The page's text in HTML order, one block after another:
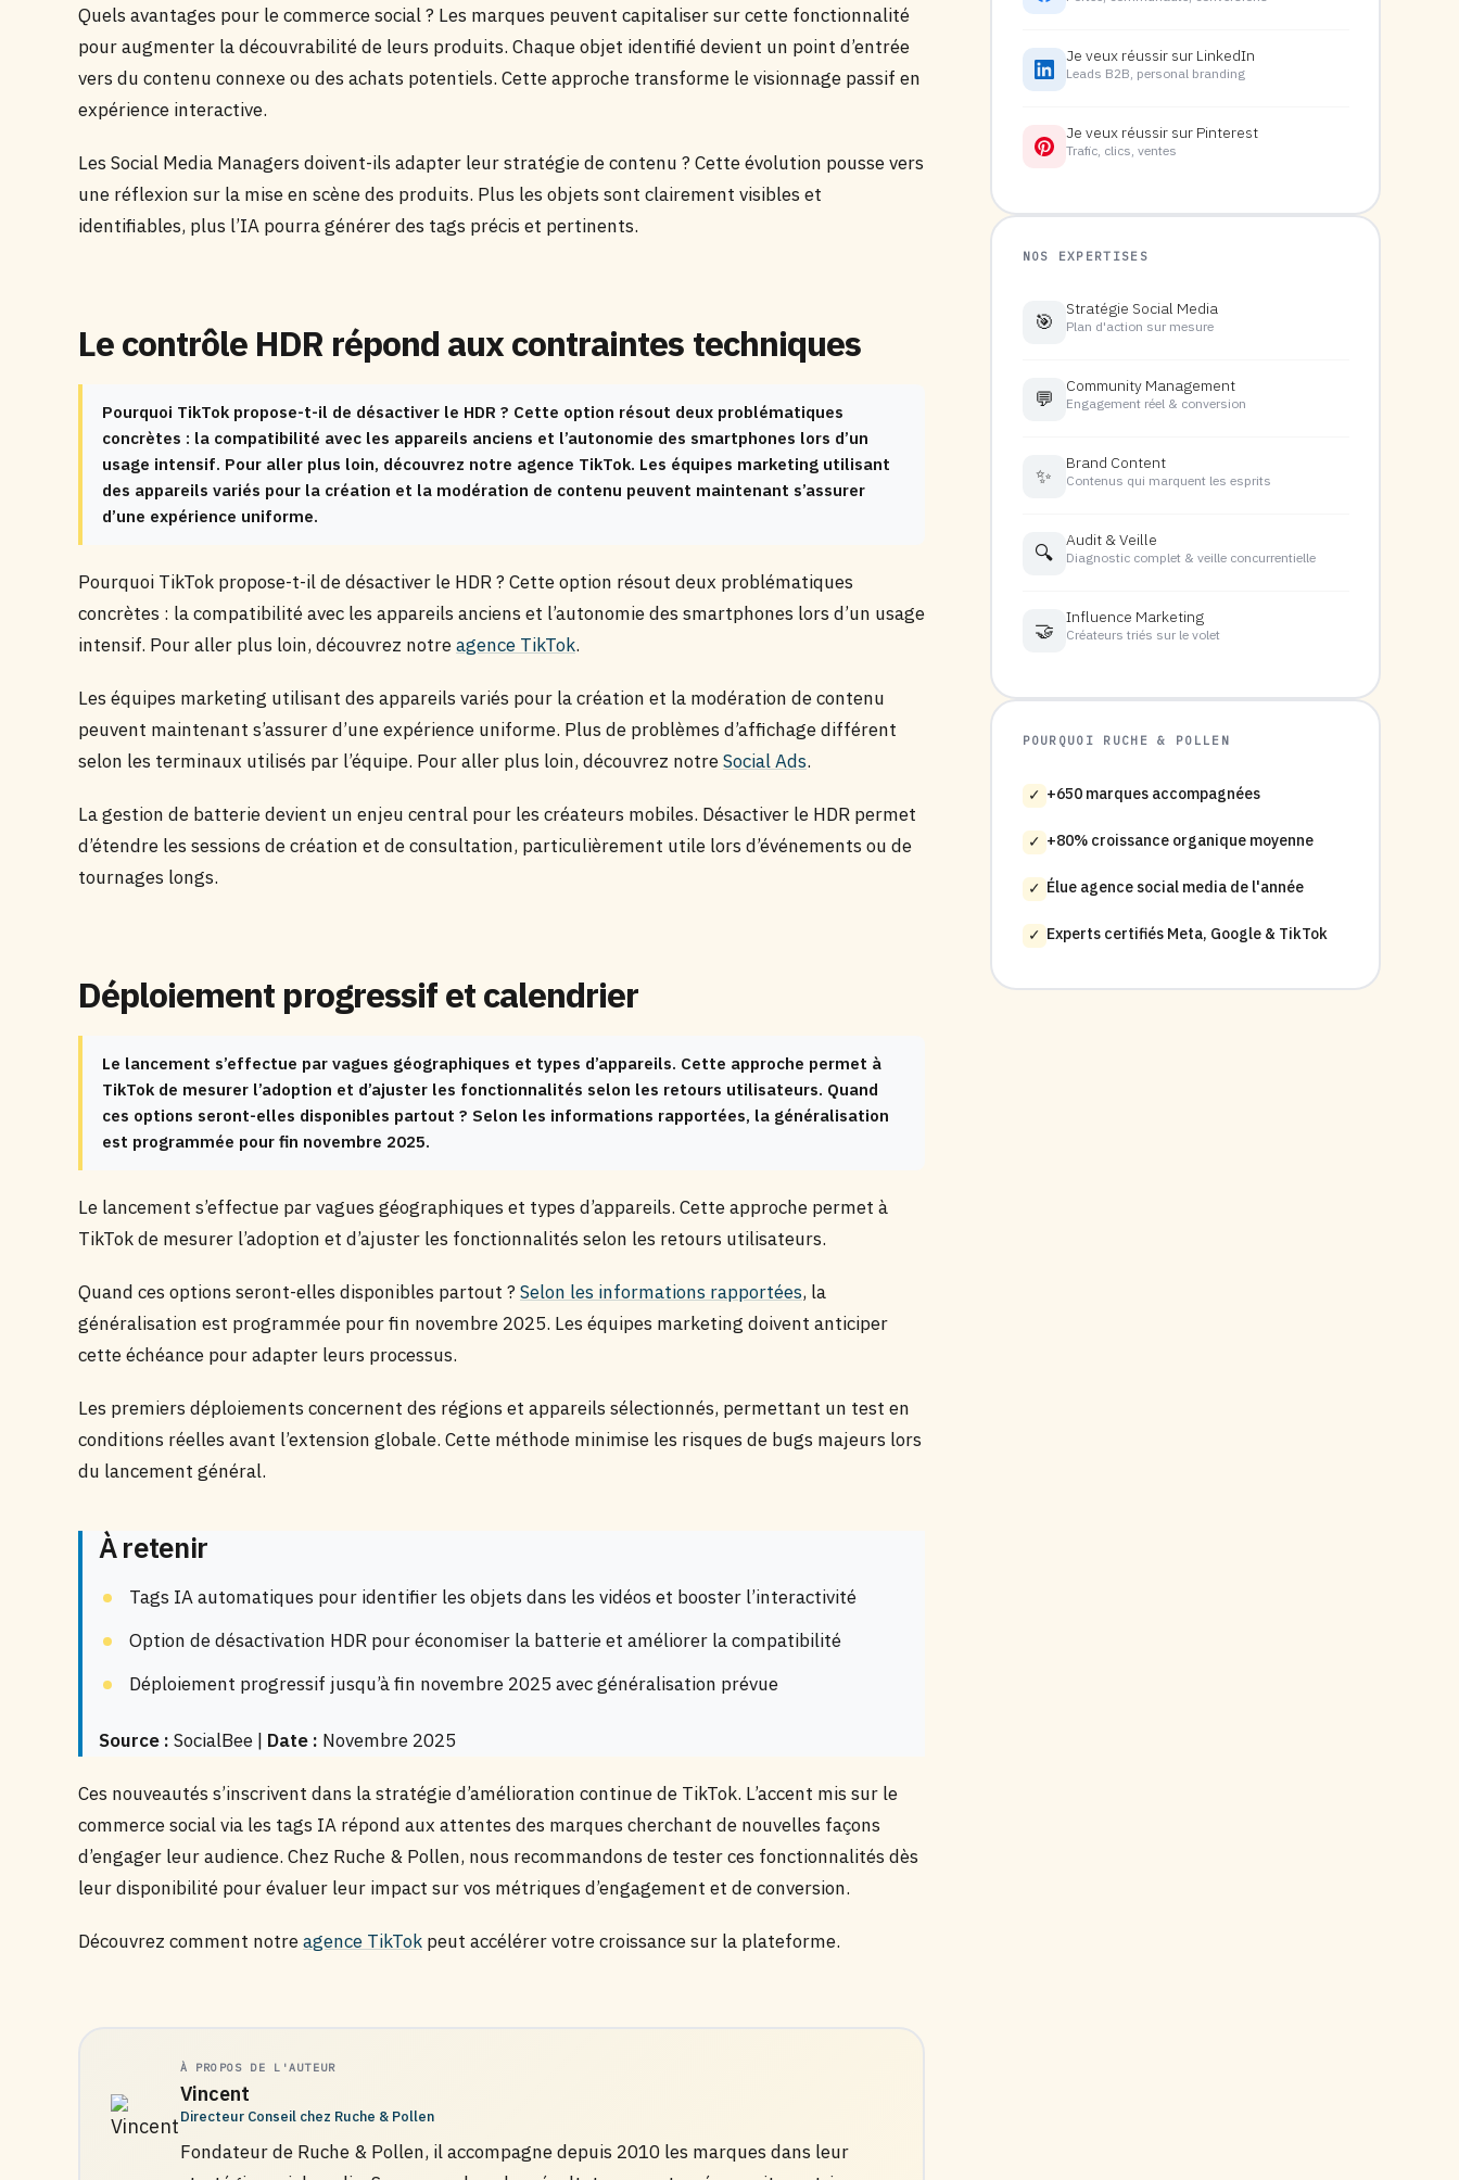
Quels avantages pour le commerce social ? Les marques peuvent capitaliser sur cette fonctionnalité
pour augmenter la découvrabilité de leurs produits. Chaque objet identifié devient un point d’entrée
vers du contenu connexe ou des achats potentiels. Cette approche transforme le visionnage passif en
expérience interactive.
Les Social Media Managers doivent-ils adapter leur stratégie de contenu ? Cette évolution pousse vers
une réflexion sur la mise en scène des produits. Plus les objets sont clairement visibles et
identifiables, plus l’IA pourra générer des tags précis et pertinents.
Le contrôle HDR répond aux contraintes techniques
Pourquoi TikTok propose-t-il de désactiver le HDR ? Cette option résout deux problématiques
concrètes : la compatibilité avec les appareils anciens et l’autonomie des smartphones lors d’un
usage intensif. Pour aller plus loin, découvrez notre agence TikTok. Les équipes marketing utilisant
des appareils variés pour la création et la modération de contenu peuvent maintenant s’assurer
d’une expérience uniforme.
Pourquoi TikTok propose-t-il de désactiver le HDR ? Cette option résout deux problématiques
concrètes : la compatibilité avec les appareils anciens et l’autonomie des smartphones lors d’un usage
intensif. Pour aller plus loin, découvrez notreagence TikTok.
Les équipes marketing utilisant des appareils variés pour la création et la modération de contenu
peuvent maintenant s’assurer d’une expérience uniforme. Plus de problèmes d’affichage différent
selon les terminaux utilisés par l’équipe. Pour aller plus loin, découvrez notreSocial Ads.
La gestion de batterie devient un enjeu central pour les créateurs mobiles. Désactiver le HDR permet
d’étendre les sessions de création et de consultation, particulièrement utile lors d’événements ou de
tournages longs.
Déploiement progressif et calendrier
Le lancement s’effectue par vagues géographiques et types d’appareils. Cette approche permet à
TikTok de mesurer l’adoption et d’ajuster les fonctionnalités selon les retours utilisateurs. Quand
ces options seront-elles disponibles partout ? Selon les informations rapportées, la généralisation
est programmée pour fin novembre 2025.
Le lancement s’effectue par vagues géographiques et types d’appareils. Cette approche permet à
TikTok de mesurer l’adoption et d’ajuster les fonctionnalités selon les retours utilisateurs.
Quand ces options seront-elles disponibles partout ? Selon les informations rapportées, la
généralisation est programmée pour fin novembre 2025. Les équipes marketing doivent anticiper
cette échéance pour adapter leurs processus.
Les premiers déploiements concernent des régions et appareils sélectionnés, permettant un test en
conditions réelles avant l’extension globale. Cette méthode minimise les risques de bugs majeurs lors
du lancement général.
À retenir
Tags IA automatiques pour identifier les objets dans les vidéos et booster l’interactivité
Option de désactivation HDR pour économiser la batterie et améliorer la compatibilité
Déploiement progressif jusqu’à fin novembre 2025 avec généralisation prévue
Source : SocialBee | Date : Novembre 2025
Ces nouveautés s’inscrivent dans la stratégie d’amélioration continue de TikTok. L’accent mis sur le
commerce social via les tags IA répond aux attentes des marques cherchant de nouvelles façons
d’engager leur audience. Chez Ruche & Pollen, nous recommandons de tester ces fonctionnalités dès
leur disponibilité pour évaluer leur impact sur vos métriques d’engagement et de conversion.
Découvrez comment notreagence TikTok peut accélérer votre croissance sur la plateforme.
À PROPOS DE L'AUTEUR
Vincent
Directeur Conseil chez Ruche & Pollen
Fondateur de Ruche & Pollen, il accompagne depuis 2010 les marques dans leur
Je veux réussir sur LinkedIn
Leads B2B, personal branding
Je veux réussir sur Pinterest
Trafic, clics, ventes
NOS EXPERTISES
🎯
Stratégie Social Media
Plan d'action sur mesure
💬
Community Management
Engagement réel & conversion
✨
Brand Content
Contenus qui marquent les esprits
🔍
Audit & Veille
Diagnostic complet & veille concurrentielle
🤝
Influence Marketing
Créateurs triés sur le volet
POURQUOI RUCHE & POLLEN
✓ +650 marques accompagnées
✓ +80% croissance organique moyenne
✓ Élue agence social media de l'année
✓ Experts certifiés Meta, Google & TikTok